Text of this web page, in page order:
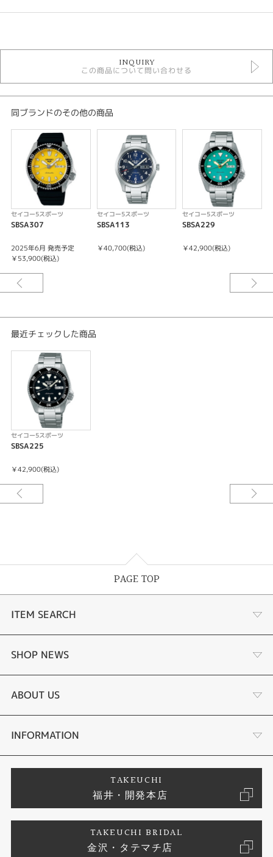
時計
金属ベルト
自動巻き（オートマティック）
10気圧防水
メンズ 腕時計
手巻き
セイコー5スポーツ
性別
腕時計
SEIKO 5 SPORTS
キャリバーNo/4R36
日差＋45秒～－35秒
最大巻上時約41時間持続
24石
秒針停止機能
カレンダー（日付・曜日）機能つき
INQUIRY
この商品について問い合わせる
同ブランドのその他の商品
セイコー5スポーツ
SBSA307
2025年6月 発売予定
￥53,900(税込)
セイコー5スポーツ
SBSA113
￥40,700(税込)
セイコー5スポーツ
SBSA229
￥42,900(税込)
最近チェックした商品
セイコー5スポーツ
SBSA225
￥42,900(税込)
PAGE TOP
ITEM SEARCH
婚約指輪
結婚指輪
セットリング
婚約ネックレス
エタニティリング
SHOP NEWS
ふくい時計宝石修理研究所
タケウチのこだわり
プロポーズサポート
ブランドリスト
ジュエリーリフォーム
ABOUT US
会社概要
お客様の声
INFORMATION
プライバシーポリシー
TAKEUCHI
福井・開発本店
TAKEUCHI BRIDAL
金沢・タテマチ店